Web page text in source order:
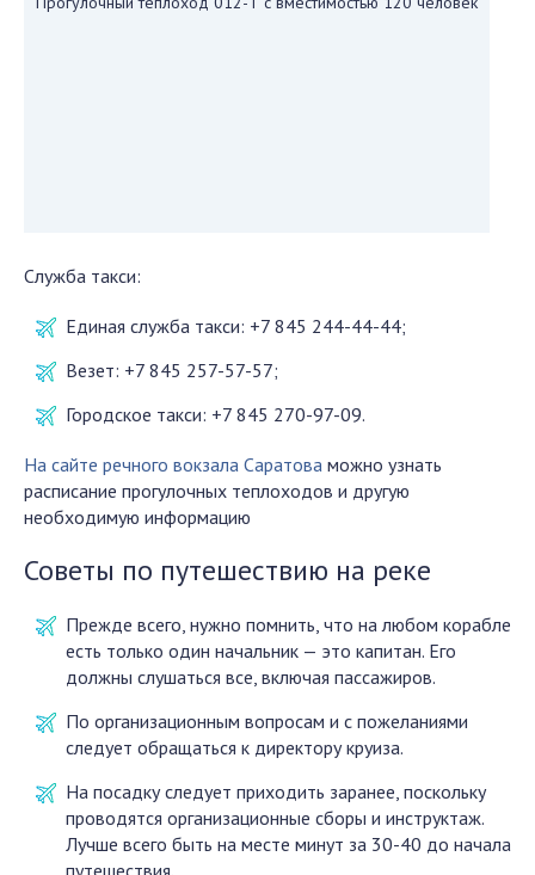
Служба такси:
Единая служба такси: +7 845 244-44-44;
Везет: +7 845 257-57-57;
Городское такси: +7 845 270-97-09.
На сайте речного вокзала Саратова можно узнать
расписание прогулочных теплоходов и другую
необходимую информацию
Советы по путешествию на реке
Прежде всего, нужно помнить, что на любом корабле
есть только один начальник — это капитан. Его
должны слушаться все, включая пассажиров.
По организационным вопросам и с пожеланиями
следует обращаться к директору круиза.
На посадку следует приходить заранее, поскольку
проводятся организационные сборы и инструктаж.
Лучше всего быть на месте минут за 30-40 до начала